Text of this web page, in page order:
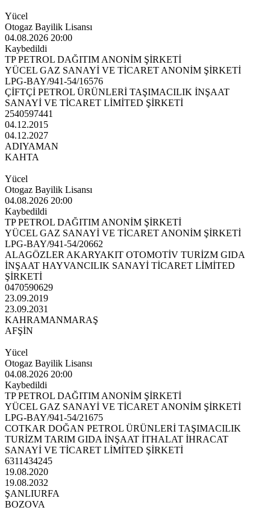
Yücel
Otogaz Bayilik Lisansı
04.08.2026 20:00
Kaybedildi
TP PETROL DAĞITIM ANONİM ŞİRKETİ
YÜCEL GAZ SANAYİ VE TİCARET ANONİM ŞİRKETİ
LPG-BAY/941-54/16576
ÇİFTÇİ PETROL ÜRÜNLERİ TAŞIMACILIK İNŞAAT
SANAYİ VE TİCARET LİMİTED ŞİRKETİ
2540597441
04.12.2015
04.12.2027
ADIYAMAN
KAHTA
Yücel
Otogaz Bayilik Lisansı
04.08.2026 20:00
Kaybedildi
TP PETROL DAĞITIM ANONİM ŞİRKETİ
YÜCEL GAZ SANAYİ VE TİCARET ANONİM ŞİRKETİ
LPG-BAY/941-54/20662
ALAGÖZLER AKARYAKIT OTOMOTİV TURİZM GIDA
İNŞAAT HAYVANCILIK SANAYİ TİCARET LİMİTED
ŞİRKETİ
0470590629
23.09.2019
23.09.2031
KAHRAMANMARAŞ
AFŞİN
Yücel
Otogaz Bayilik Lisansı
04.08.2026 20:00
Kaybedildi
TP PETROL DAĞITIM ANONİM ŞİRKETİ
YÜCEL GAZ SANAYİ VE TİCARET ANONİM ŞİRKETİ
LPG-BAY/941-54/21675
COTKAR DOĞAN PETROL ÜRÜNLERİ TAŞIMACILIK
TURİZM TARIM GIDA İNŞAAT İTHALAT İHRACAT
SANAYİ VE TİCARET LİMİTED ŞİRKETİ
6311434245
19.08.2020
19.08.2032
ŞANLIURFA
BOZOVA